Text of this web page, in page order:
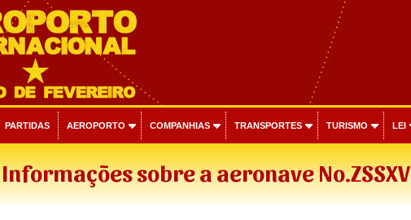
PARTIDAS AEROPORTO COMPANHIAS TRANSPORTES TURISMO LEI
Informações sobre a aeronave No.ZSSXV